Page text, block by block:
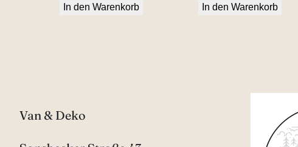
In den Warenkorb In den Warenkorb
Van & Deko